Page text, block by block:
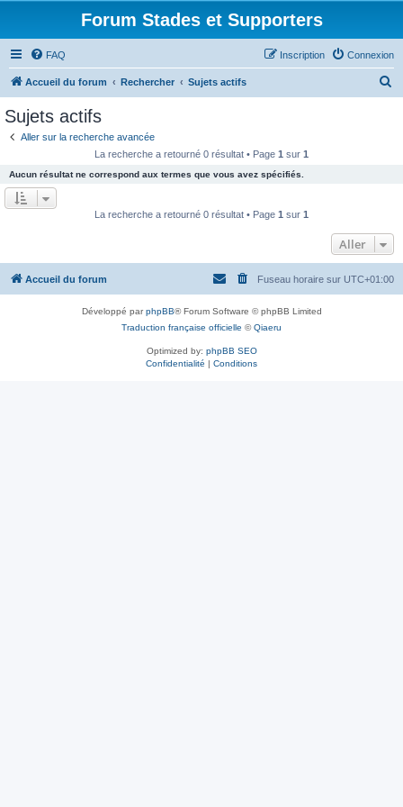
Forum Stades et Supporters
FAQ Connexion
Inscription
Accueil du forum Rechercher Sujets actifs
e
r
Sujets actifs
Aller sur la recherche avancée
La recherche a retourné 0 résultat • Page 1 sur 1
Aucun résultat ne correspond aux termes que vous avez spécifiés.
La recherche a retourné 0 résultat • Page 1 sur 1
Aller
Accueil du forum Fuseau horaire sur UTC+01:00
Développé parphpBB® Forum Software © phpBB Limited
Traduction française officielle ©Qiaeru
Optimized by: phpBB SEO
Confidentialité | Conditions